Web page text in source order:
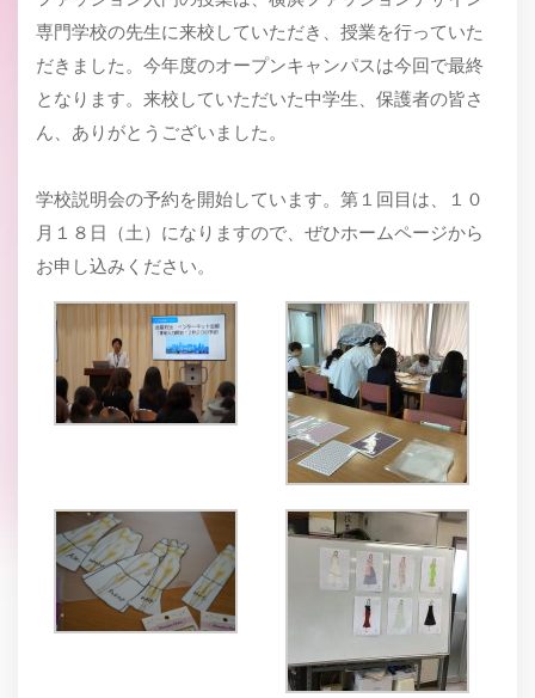
専門学校の先生に来校していただき、授業を行っていた
だきました。今年度のオープンキャンパスは今回で最終
となります。来校していただいた中学生、保護者の皆さ
ん、ありがとうございました。
学校説明会の予約を開始しています。第１回目は、１０
月１８日（土）になりますので、ぜひホームページから
お申し込みください。